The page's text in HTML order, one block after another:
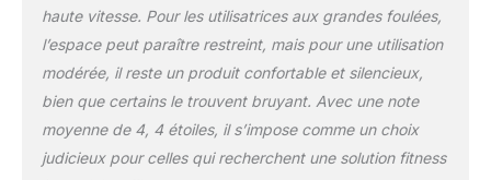
de 2.5 HP Amélioré]Ce
tapis de course 2-en-1
pliable est équipé d'un
moteur amélioré de 2.5
HP, ce qui réduit le bruit
pendant l'exercice tout
en augmentant la
haute vitesse. Pour les utilisatrices aux grandes foulées,
l’espace peut paraître restreint, mais pour une utilisation
modérée, il reste un produit confortable et silencieux,
bien que certains le trouvent bruyant. Avec une note
moyenne de 4, 4 étoiles, il s’impose comme un choix
judicieux pour celles qui recherchent une solution fitness